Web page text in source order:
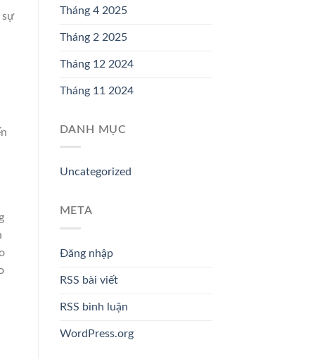
sự
Tháng 4 2025
Tháng 2 2025
Tháng 12 2024
Tháng 11 2024
DANH MỤC
Uncategorized
META
Đăng nhập
RSS bài viết
RSS bình luận
WordPress.org